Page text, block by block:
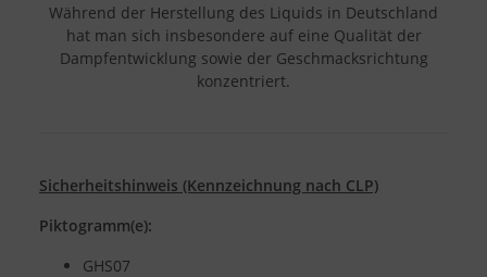
Während der Herstellung des Liquids in Deutschland
hat man sich insbesondere auf eine Qualität der
Dampfentwicklung sowie der Geschmacksrichtung
konzentriert.
Sicherheitshinweis (Kennzeichnung nach CLP)
Piktogramm(e):
GHS07